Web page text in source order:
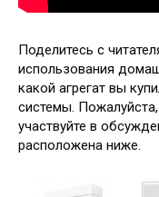
Поделитесь с
использования
какой агрегат вы
системы.
участвуйте в
расположена ниже.